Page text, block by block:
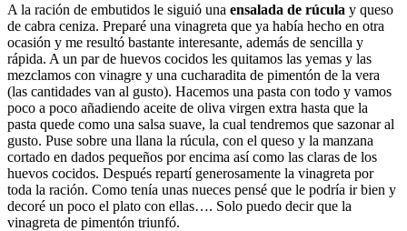
A la ración de embutidos le siguió una ensalada de rúcula y queso
de cabra ceniza. Preparé una vinagreta que ya había hecho en otra
ocasión y me resultó bastante interesante, además de sencilla y
rápida. A un par de huevos cocidos les quitamos las yemas y las
mezclamos con vinagre y una cucharadita de pimentón de la vera
(las cantidades van al gusto). Hacemos una pasta con todo y vamos
poco a poco añadiendo aceite de oliva virgen extra hasta que la
pasta quede como una salsa suave, la cual tendremos que sazonar al
gusto. Puse sobre una llana la rúcula, con el queso y la manzana
cortado en dados pequeños por encima así como las claras de los
huevos cocidos. Después repartí generosamente la vinagreta por
toda la ración. Como tenía unas nueces pensé que le podría ir bien y
decoré un poco el plato con ellas…. Solo puedo decir que la
vinagreta de pimentón triunfó.